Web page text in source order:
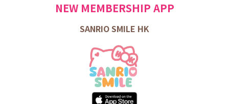
NEW MEMBERSHIP APP
SANRIO SMILE HK